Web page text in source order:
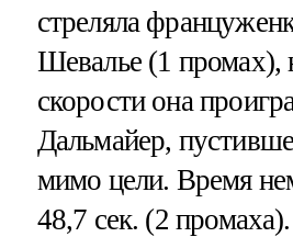
стреляла
Шевалье (1 промах),
скорости она
Дальмайер,
мимо цели. Время
48,7 сек. (2